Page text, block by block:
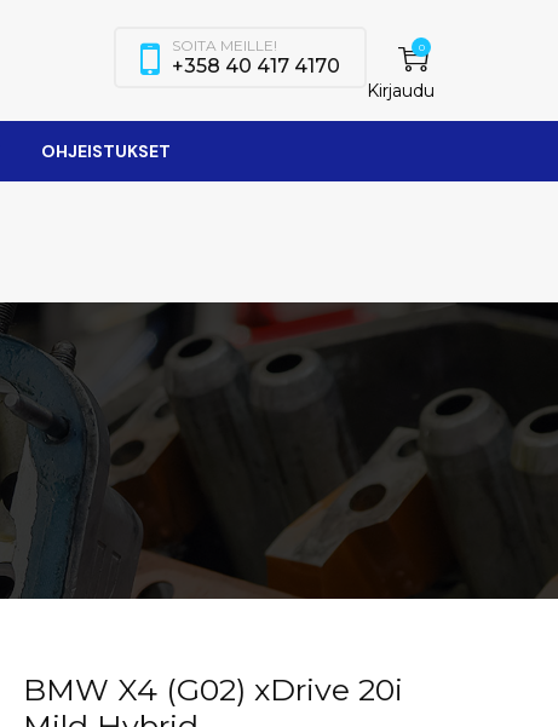
0
Kirjaudu
SOITA MEILLE!
+358 40 417 4170
OHJEISTUKSET
BMW X4 (G02) xDrive 20i